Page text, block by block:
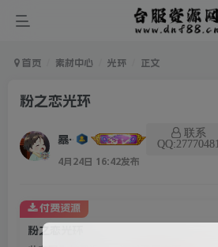
首页 素材中心 光环 正文
粉之恋光环
暴雨
联系
QQ:27770481
4月24日 16:42发布
粉之恋光环
付费资源